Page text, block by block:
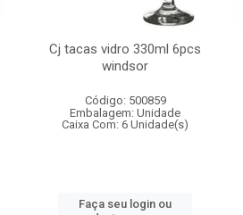
Cj tacas vidro 330ml 6pcs
windsor
Código: 500859
Embalagem: Unidade
Caixa Com: 6 Unidade(s)
Faça seu login ou